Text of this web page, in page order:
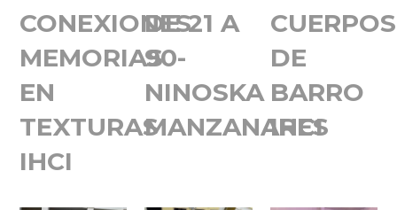
CONEXIONES
MEMORIAS
EN
TEXTURAS
IHCI
DE 21 A
90-
NINOSKA
MANZANARES
CUERPOS
DE
BARRO
IHCI